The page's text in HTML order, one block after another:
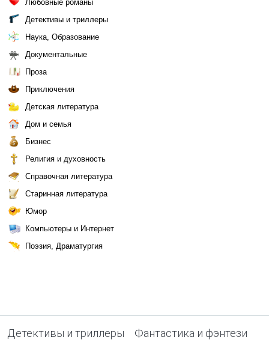
Любовные романы
Детективы и триллеры
Наука, Образование
Документальные
Проза
Приключения
Детская литература
Дом и семья
Бизнес
Религия и духовность
Справочная литература
Старинная литература
Юмор
Компьютеры и Интернет
Поэзия, Драматургия
Детективы и триллеры Фантастика и фэнтези